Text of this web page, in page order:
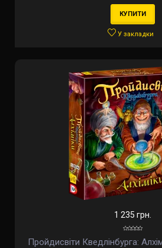
КУПИТИ
У закладки
1 235 грн.
Пройдисвіти Кведлінбурга: